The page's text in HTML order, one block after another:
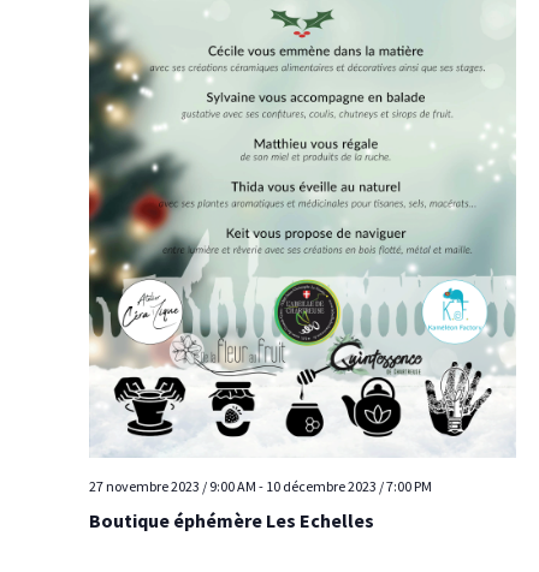
27 novembre 2023 / 9:00 AM - 10 décembre 2023 / 7:00 PM
Boutique éphémère Les Echelles